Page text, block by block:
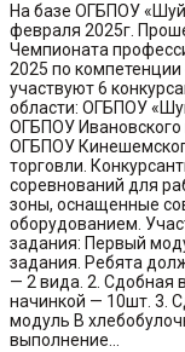
На базе ОГБПОУ
февраля 2025г.
Чемпионата
2025 по
участвуют 6
области: ОГБПОУ
ОГБПОУ
ОГБПОУ
торговли.
соревнований для
зоны, оснащенные
оборудованием.
задания: Первый
задания. Ребята
— 2 вида. 2. Сдобная
начинкой — 10шт. 3.
модуль В
выполнение...